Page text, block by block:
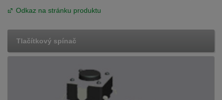
Odkaz na stránku produktu
Tlačítkový spínač